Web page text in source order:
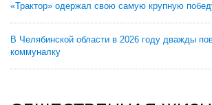
«Трактор» одержал свою самую крупную
В Челябинской области в 2026 году дважды
коммуналку